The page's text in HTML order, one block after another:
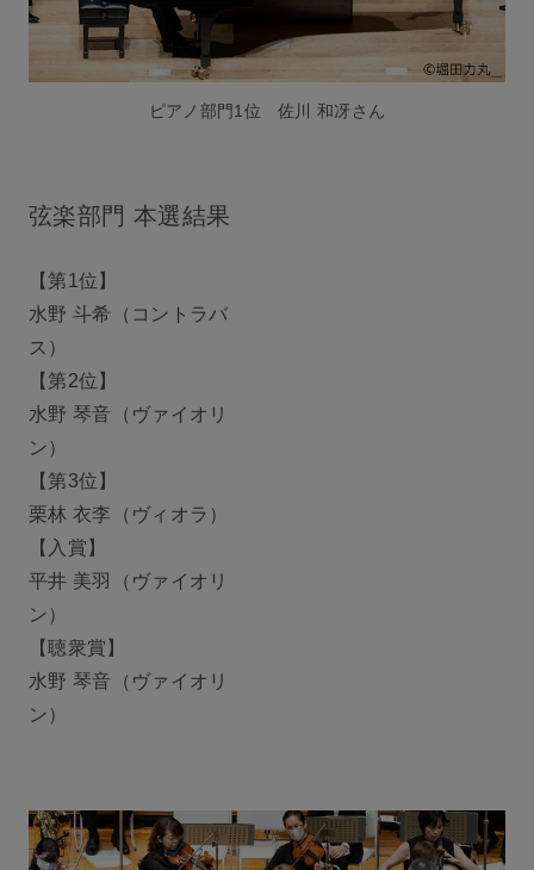
ピアノ部門1位 佐川 和冴さん
弦楽部門 本選結果
【第1位】
水野 斗希（コントラバ
ス）
【第2位】
水野 琴音（ヴァイオリ
ン）
【第3位】
栗林 衣李（ヴィオラ）
【入賞】
平井 美羽（ヴァイオリ
ン）
【聴衆賞】
水野 琴音（ヴァイオリ
ン）